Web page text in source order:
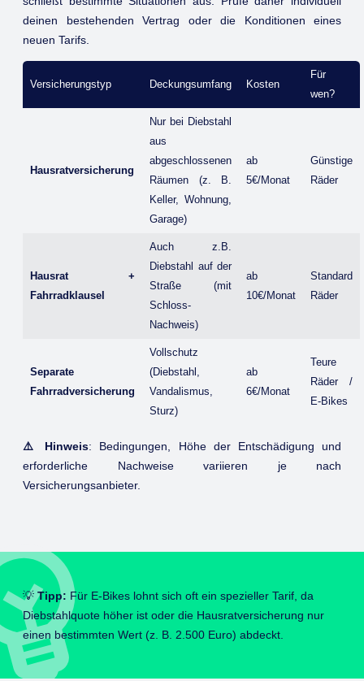
deinen bestehenden Vertrag oder die Konditionen eines
neuen Tarifs.
Versicherungstyp Deckungsumfang Kosten
Für
wen?
Hausratversicherung
Nur bei Diebstahl
aus
abgeschlossenen
Räumen (z. B.
Keller, Wohnung,
Garage)
ab
5€/Monat
Günstige
Räder
Hausrat +
Fahrradklausel
Auch z.B.
Diebstahl auf der
Straße (mit
Schloss-
Nachweis)
ab
10€/Monat
Standard
Räder
Separate
Fahrradversicherung
Vollschutz
(Diebstahl,
Vandalismus,
Sturz)
ab
6€/Monat
Teure
Räder /
E-Bikes
⚠️ Hinweis: Bedingungen, Höhe der Entschädigung und
erforderliche Nachweise variieren je nach
Versicherungsanbieter.
💡 Tipp: Für E-Bikes lohnt sich oft ein spezieller Tarif, da
Diebstahlquote höher ist oder die Hausratversicherung nur
einen bestimmten Wert (z. B. 2.500 Euro) abdeckt.